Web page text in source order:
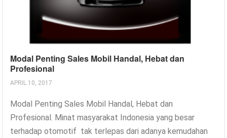
Modal Penting Sales Mobil Handal, Hebat dan
Profesional
APRIL 10, 2017
Modal Penting Sales Mobil Handal, Hebat dan
Profesional. Minat masyarakat Indonesia yang besar
terhadap otomotif tak terlepas dari adanya kemudahan